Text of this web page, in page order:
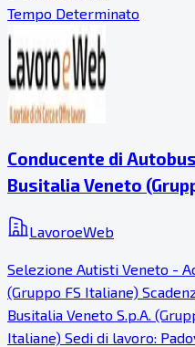
Tempo Determinato
Conducente di
Busitalia Veneto
LavoroeWeb
Selezione Autisti Veneto -
(Gruppo FS Italiane)
Busitalia Veneto S.p.A.
Italiane) Sedi di lavoro: